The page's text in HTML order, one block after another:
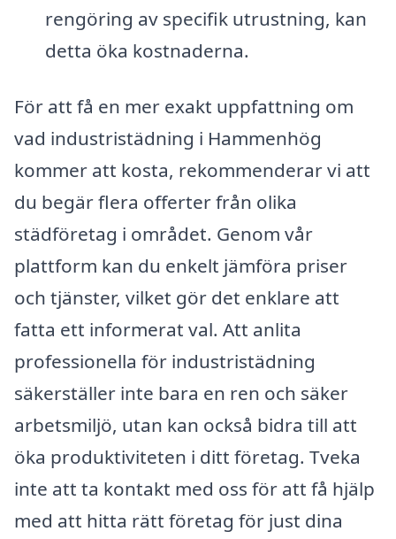
rengöring av specifik utrustning, kan
detta öka kostnaderna.
För att få en mer exakt uppfattning om
vad industristädning i Hammenhög
kommer att kosta, rekommenderar vi att
du begär flera offerter från olika
städföretag i området. Genom vår
plattform kan du enkelt jämföra priser
och tjänster, vilket gör det enklare att
fatta ett informerat val. Att anlita
professionella för industristädning
säkerställer inte bara en ren och säker
arbetsmiljö, utan kan också bidra till att
öka produktiviteten i ditt företag. Tveka
inte att ta kontakt med oss för att få hjälp
med att hitta rätt företag för just dina